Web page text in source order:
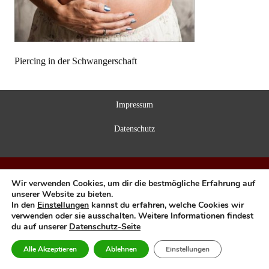
Piercing in der Schwangerschaft
Impressum
Datenschutz
Wir verwenden Cookies, um dir die bestmögliche Erfahrung auf
unserer Website zu bieten.
In den Einstellungen kannst du erfahren, welche Cookies wir
verwenden oder sie ausschalten. Weitere Informationen findest
du auf unserer Datenschutz-Seite
Alle Akzeptieren Ablehnen Einstellungen